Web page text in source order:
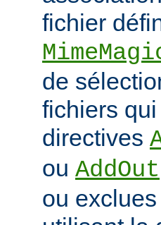
fichier
de
fichiers
directives
ou
ou